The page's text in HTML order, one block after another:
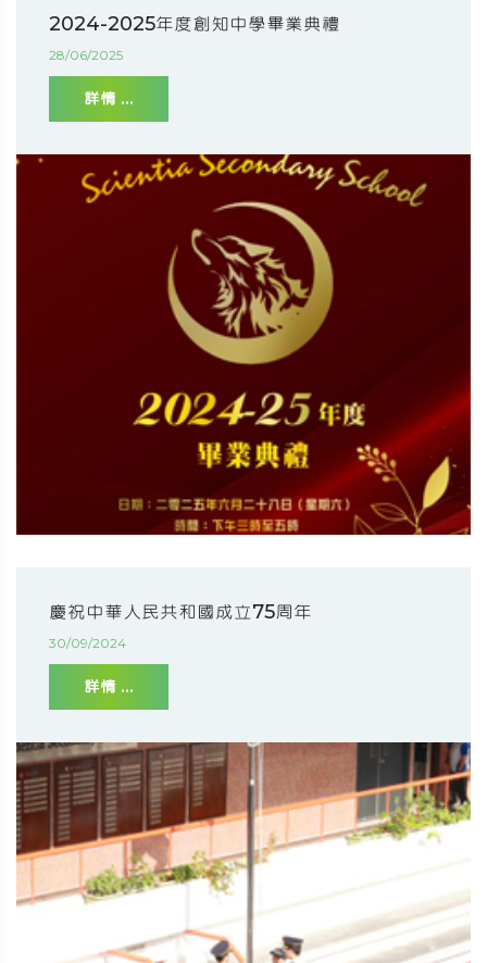
2024-2025年度創知中學畢業典禮
28/06/2025
詳情 ...
慶祝中華人民共和國成立75周年
30/09/2024
詳情 ...